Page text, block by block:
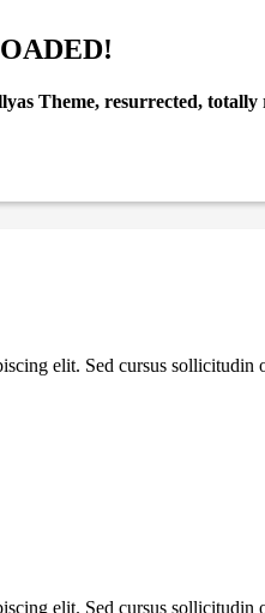
Theme, resurrected,
elit. Sed cursus sollicitudin
elit. Sed cursus sollicitudin